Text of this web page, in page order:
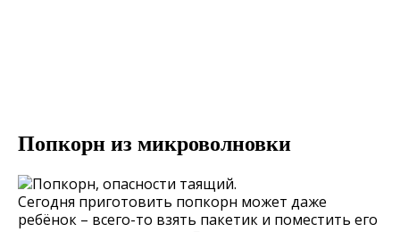
Попкорн из микроволновки
Сегодня приготовить попкорн может даже
ребёнок – всего-то взять пакетик и поместить его